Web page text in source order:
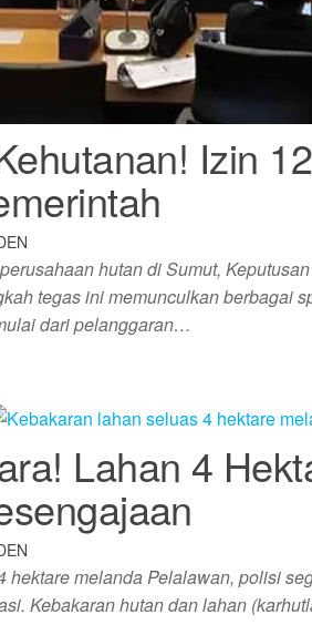
Izin
hutan di Sumut,
tegas ini memunculkan berbagai
dari pelanggaran…
Lahan 4
hektare melanda Pelalawan, polisi
Kebakaran hutan dan lahan